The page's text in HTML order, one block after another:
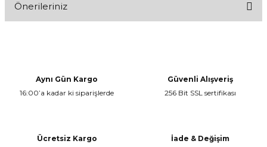
Önerileriniz
Ürün resmi kalitesiz, bozuk veya görüntülenemiyor.
Aynı Gün Kargo
16:00’a kadar ki siparişlerde
Güvenli Alışveriş
256 Bit SSL sertifikası
Ücretsiz Kargo
İade & Değişim